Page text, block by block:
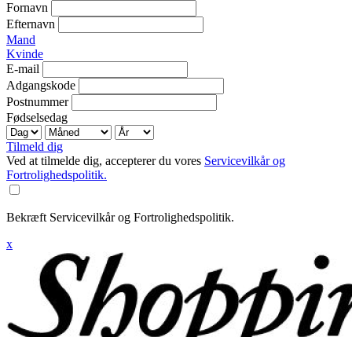
Fornavn
Efternavn
Mand
Kvinde
E-mail
Adgangskode
Postnummer
Fødselsedag
Tilmeld dig
Ved at tilmelde dig, accepterer du vores Servicevilkår og
Fortrolighedspolitik.
Bekræft Servicevilkår og Fortrolighedspolitik.
x